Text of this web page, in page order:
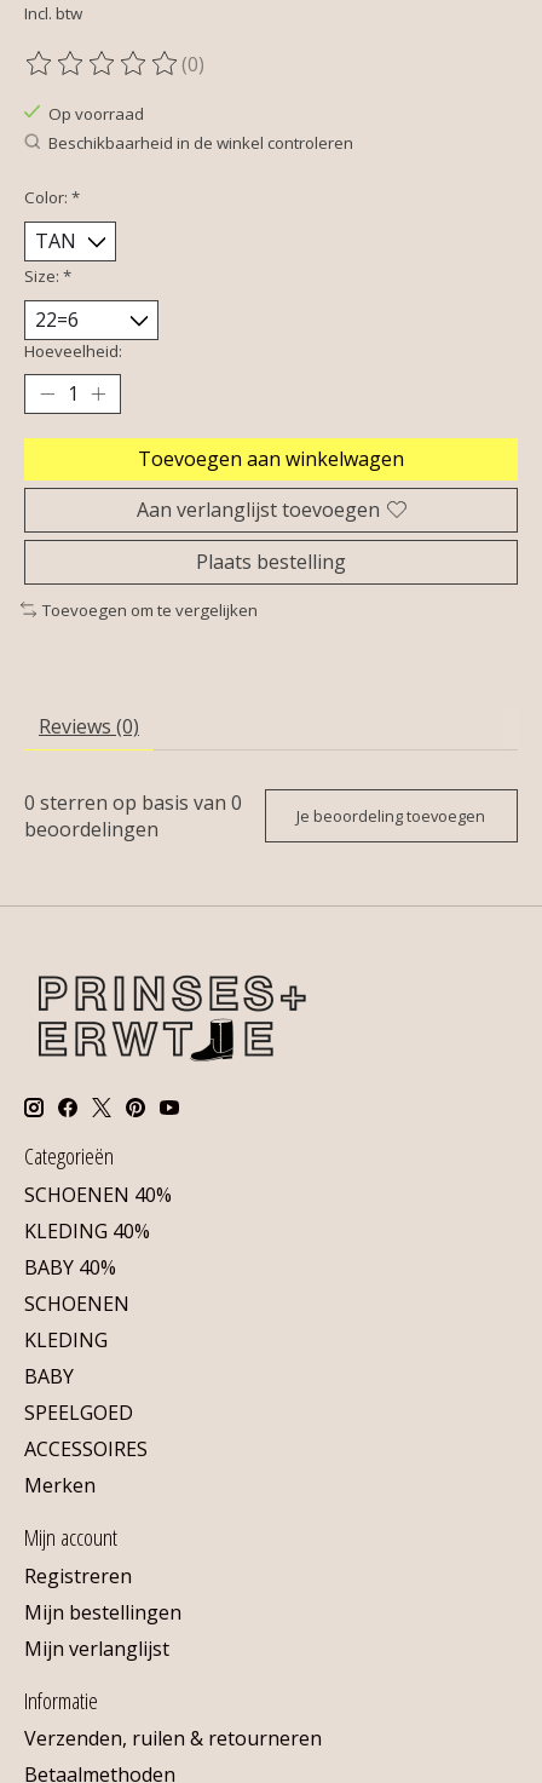
Incl. btw
De beoordeling van dit product is
(0)
Op voorraad
Beschikbaarheid in de winkel controleren
Color: *
Size: *
Hoeveelheid:
Toevoegen aan winkelwagen
Aan verlanglijst toevoegen
Plaats bestelling
Toevoegen om te vergelijken
Reviews (0)
0 sterren op basis van 0
beoordelingen
Je beoordeling toevoegen
Categorieën
SCHOENEN 40%
KLEDING 40%
BABY 40%
SCHOENEN
KLEDING
BABY
SPEELGOED
ACCESSOIRES
Merken
Mijn account
Registreren
Mijn bestellingen
Mijn verlanglijst
Informatie
Verzenden, ruilen & retourneren
Betaalmethoden